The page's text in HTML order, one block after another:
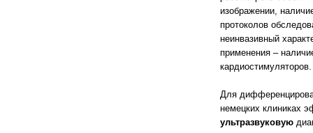
изображении,
протоколов
неинвазивный
применения –
кардиостимуляторов.
Для
немецких клиниках
ультразвуковую